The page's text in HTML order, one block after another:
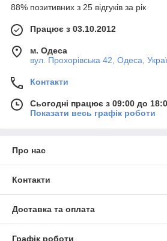
88% позитивних з 25 відгуків за рік
Працює з 03.10.2012
м. Одеса
вул. Прохорівська 42, Одеса,
Контакти
Сьогодні працює з 09:00 до
Показати весь графік роботи
Про нас
Контакти
Доставка та оплата
Графік роботи